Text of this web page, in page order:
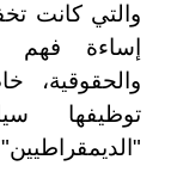
والتي كانت
إساءة فهم
والحقوقية،
توظيفها